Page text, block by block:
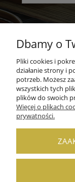
Dbamy o
Pliki cookies i
działanie strony i
potrzeb. Możesz
wszystkich tych
plików do swoich
Więcej o plikach
prywatności.